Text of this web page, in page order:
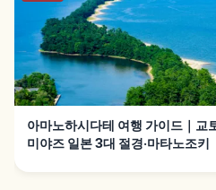
아마노하시다테 여행 가이드｜교
미야즈 일본 3대 절경·마타노조키